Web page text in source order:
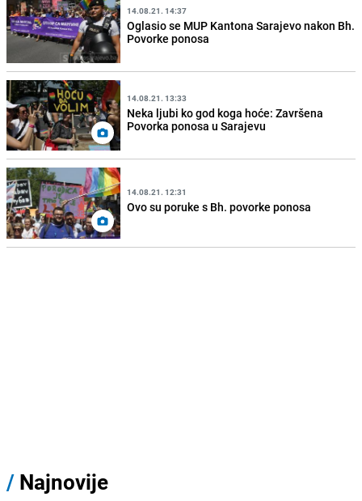
14.08.21. 14:37
Oglasio se MUP Kantona Sarajevo nakon Bh.
Povorke ponosa
14.08.21. 13:33
Neka ljubi ko god koga hoće: Završena
Povorka ponosa u Sarajevu
14.08.21. 12:31
Ovo su poruke s Bh. povorke ponosa
/ Najnovije